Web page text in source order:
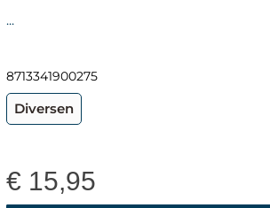
...
8713341900275
Diversen
€ 15,95